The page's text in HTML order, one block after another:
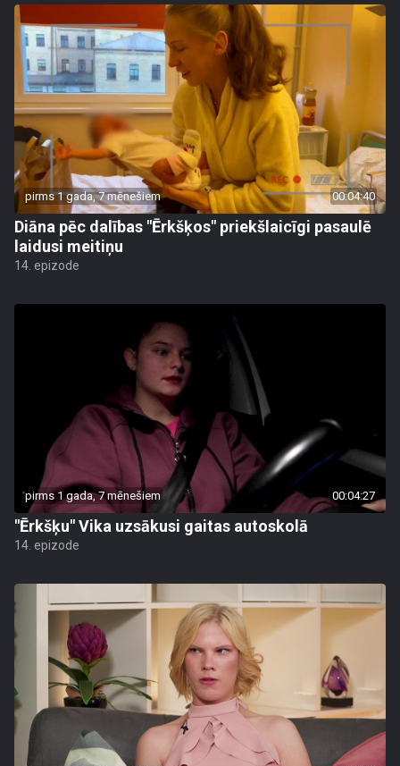
pirms 1 gada, 7 mēnešiem 00:04:40
Diāna pēc dalības "Ērkšķos" priekšlaicīgi pasaulē
laidusi meitiņu
14. epizode
pirms 1 gada, 7 mēnešiem 00:04:27
"Ērkšķu" Vika uzsākusi gaitas autoskolā
14. epizode